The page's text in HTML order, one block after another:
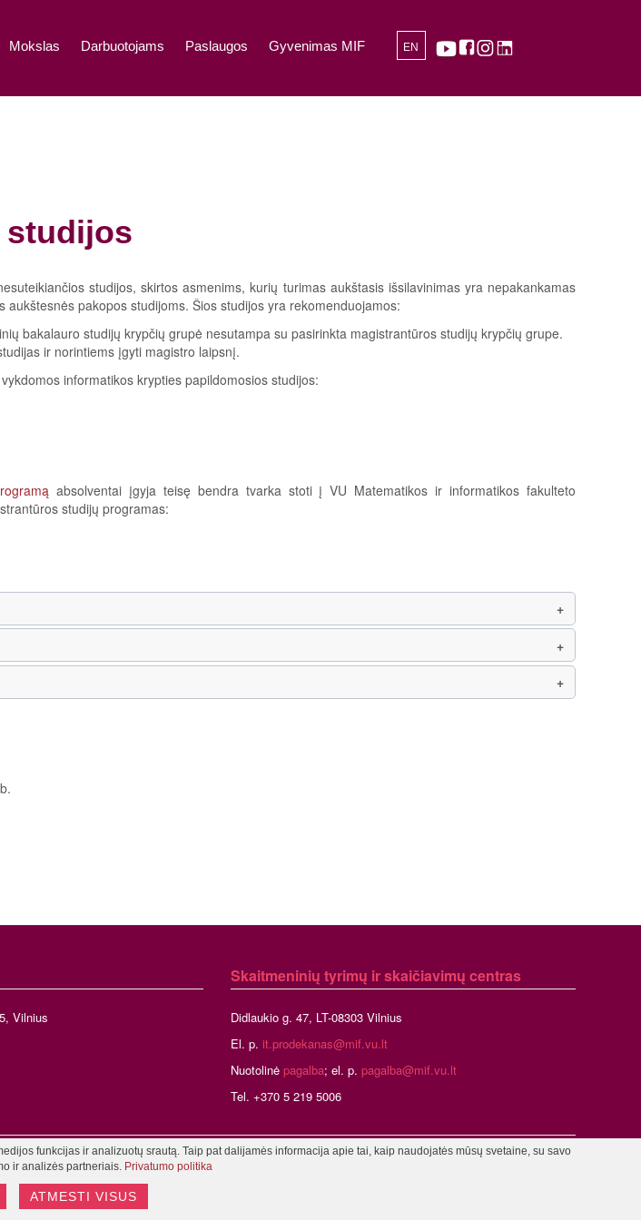
Mokslas Darbuotojams Paslaugos Gyvenimas MIF EN
studijos
studijos, skirtos asmenims, kurių turimas aukštasis išsilavinimas yra nepakankamas
pakopos studijoms. Šios studijos yra rekomenduojamos:
bakalauro studijų krypčių grupė nesutampa su pasirinkta magistrantūros studijų krypčių grupe.
ir norintiems įgyti magistro laipsnį.
informatikos krypties papildomosios studijos:
absolventai įgyja teisę bendra tvarka stoti į VU Matematikos ir informatikos fakulteto
studijų programas:
Vilnius
Skaitmeninių tyrimų ir skaičiavimų centras
Didlaukio g. 47, LT-08303 Vilnius
El. p. it.prodekanas@mif.vu.lt
Nuotolinė pagalba; el. p. pagalba@mif.vu.lt
Tel. +370 5 219 5006
ir informatikos fakultetasTinklalapio administratorius
funkcijas ir analizuotų srautą. Taip pat dalijamės informacija apie tai, kaip naudojatės mūsų svetaine, su savo
ir analizės partneriais. Privatumo politika
ATMESTI VISUS